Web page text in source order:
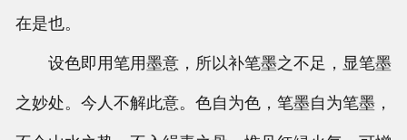
在是也。
设色即用笔用墨意，所以补笔墨之不足，显笔墨
之妙处。今人不解此意。色自为色，笔墨自为笔墨，